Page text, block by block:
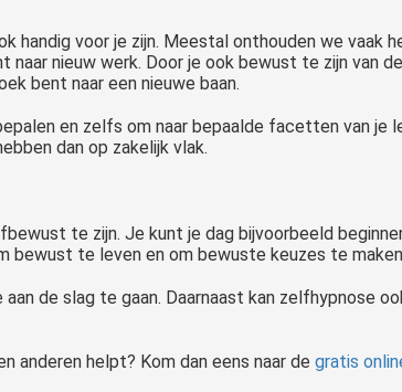
handig voor je zijn. Meestal onthouden we vaak
naar nieuw werk. Door je ook bewust te zijn van
bent naar een nieuwe baan.
en zelfs om naar bepaalde facetten van je
dan op zakelijk vlak.
te zijn. Je kunt je dag bijvoorbeeld
te leven en om bewuste keuzes te
de slag te gaan. Daarnaast kan zelfhypnose
anderen helpt? Kom dan eens naar de gratis